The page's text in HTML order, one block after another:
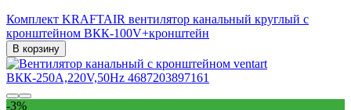
Комплект KRAFTAIR вентилятор канальный круглый с
кронштейном ВКК-100V+кронштейн
В корзину
-3%